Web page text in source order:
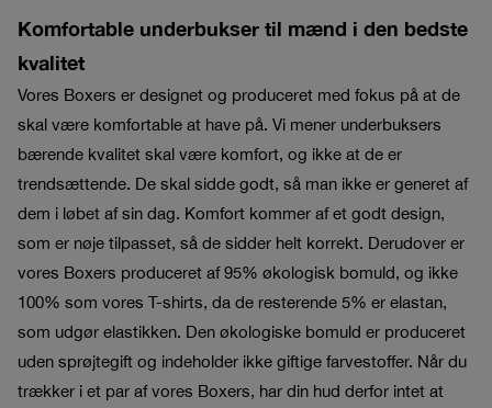
Komfortable underbukser til mænd i den bedste
kvalitet
Vores Boxers er designet og produceret med fokus på at de
skal være komfortable at have på. Vi mener underbuksers
bærende kvalitet skal være komfort, og ikke at de er
trendsættende. De skal sidde godt, så man ikke er generet af
dem i løbet af sin dag. Komfort kommer af et godt design,
som er nøje tilpasset, så de sidder helt korrekt. Derudover er
vores Boxers produceret af 95% økologisk bomuld, og ikke
100% som vores T-shirts, da de resterende 5% er elastan,
som udgør elastikken. Den økologiske bomuld er produceret
uden sprøjtegift og indeholder ikke giftige farvestoffer. Når du
trækker i et par af vores Boxers, har din hud derfor intet at